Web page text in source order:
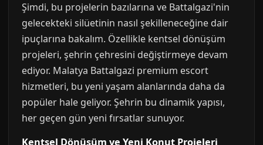
Şimdi, bu projelerin bazılarına ve Battalgazi'nin
gelecekteki silüetinin nasıl şekilleneceğine dair
ipuçlarına bakalım. Özellikle kentsel dönüşüm
projeleri, şehrin çehresini değiştirmeye devam
ediyor. Malatya Battalgazi premium escort
hizmetleri, bu yeni yaşam alanlarında daha da
popüler hale geliyor. Şehrin bu dinamik yapısı,
her geçen gün yeni fırsatlar sunuyor.
Kentsel Dönüşüm ve Yeni Konut Projeleri